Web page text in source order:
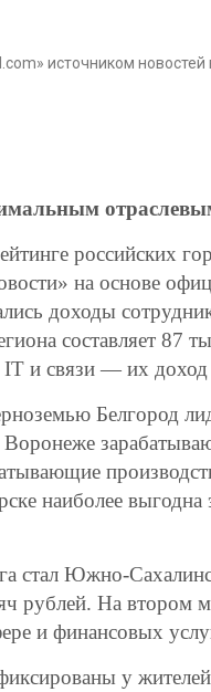
источником новостей
российских
на основе
доходы
составляет 87
и связи — их доход
Белгород
наиболее
стал Южно-
рублей. На втором
и финансовых
у